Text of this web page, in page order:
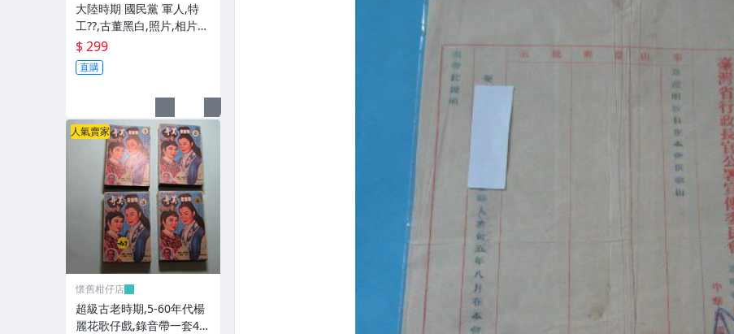
大陸時期 國民黨 軍人,特
工??,古董黑白,照片,相片
(老兵民國38年從大陸帶來
台灣的) **稀少品6
$ 299
直購
人氣賣家
懷舊柑仔店
超級古老時期,5-60年代楊
麗花歌仔戲,錄音帶一套4卷